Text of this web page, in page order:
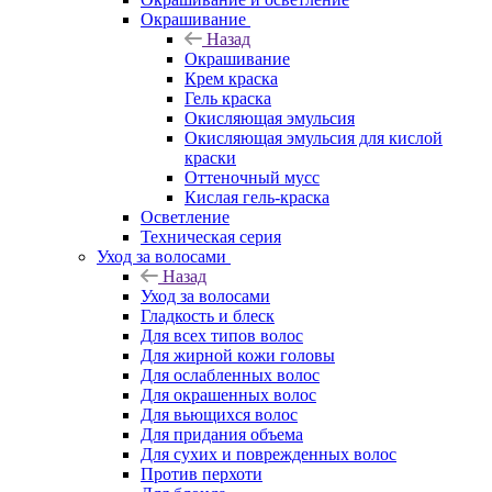
Окрашивание
Назад
Окрашивание
Крем краска
Гель краска
Окисляющая эмульсия
Окисляющая эмульсия для кислой
краски
Оттеночный мусс
Кислая гель-краска
Осветление
Техническая серия
Уход за волосами
Назад
Уход за волосами
Гладкость и блеск
Для всех типов волос
Для жирной кожи головы
Для ослабленных волос
Для окрашенных волос
Для вьющихся волос
Для придания объема
Для сухих и поврежденных волос
Против перхоти